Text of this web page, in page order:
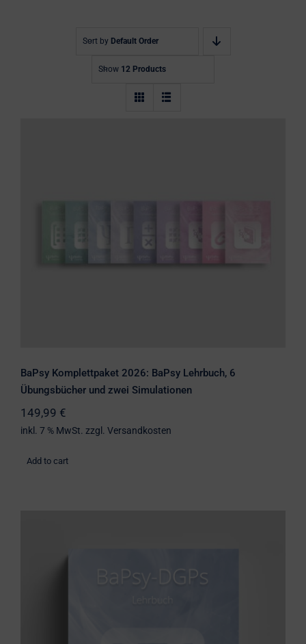
0 Artikel
Sort by Default Order
Show 12 Products
Simulationen
BaPsy Komplettpaket 2026: BaPsy Lehrbuch, 6
Übungsbücher und zwei Simulationen
149,99 €
inkl. 7 % MwSt. zzgl. Versandkosten
Add to cart